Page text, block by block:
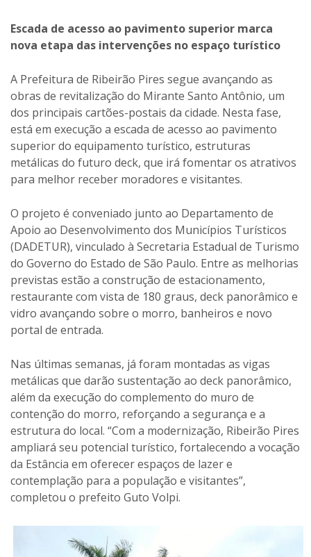
Escada de acesso ao pavimento superior marca
nova etapa das intervenções no espaço turístico
A Prefeitura de Ribeirão Pires segue avançando as
obras de revitalização do Mirante Santo Antônio, um
dos principais cartões-postais da cidade. Nesta fase,
está em execução a escada de acesso ao pavimento
superior do equipamento turístico, estruturas
metálicas do futuro deck, que irá fomentar os atrativos
para melhor receber moradores e visitantes.
O projeto é conveniado junto ao Departamento de
Apoio ao Desenvolvimento dos Municípios Turísticos
(DADETUR), vinculado à Secretaria Estadual de Turismo
do Governo do Estado de São Paulo. Entre as melhorias
previstas estão a construção de estacionamento,
restaurante com vista de 180 graus, deck panorâmico e
vidro avançando sobre o morro, banheiros e novo
portal de entrada.
Nas últimas semanas, já foram montadas as vigas
metálicas que darão sustentação ao deck panorâmico,
além da execução do complemento do muro de
contenção do morro, reforçando a segurança e a
estrutura do local. “Com a modernização, Ribeirão Pires
ampliará seu potencial turístico, fortalecendo a vocação
da Estância em oferecer espaços de lazer e
contemplação para a população e visitantes”,
completou o prefeito Guto Volpi.